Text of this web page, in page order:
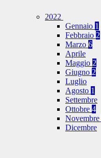
2022
Gennaio 1
Febbraio 2
Marzo 6
Aprile
Maggio 2
Giugno 2
Luglio
Agosto 1
Settembre
Ottobre 4
Novembre
Dicembre